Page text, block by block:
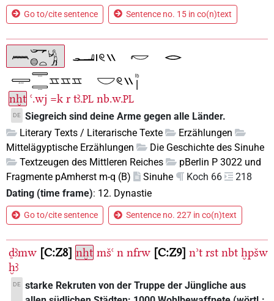
Go to/cite sentence Sentence no. 15 in co(n)text
nḫt ꜥ.wj =k r tꜣ.PL nb.w.PL
DE Siegreich sind deine Arme gegen alle Länder.
Literary Texts / Literarische Texte
Erzählungen
Mittelägyptische Erzählungen
Die Geschichte des Sinuhe
Textzeugen des Mittleren Reiches
pBerlin P 3022 und
Fragmente pAmherst m-q (B)
Sinuhe Koch 66
218
Dating (time frame): 12. Dynastie
Go to/cite sentence Sentence no. 227 in co(n)text
ḏꜣmw C:Z8 nḫt mšꜥ n nfrw C:Z9 nʾt rst nbt ḫpšw
ḫꜣ
DE
starke Rekruten von der Truppe der Jüngliche aus